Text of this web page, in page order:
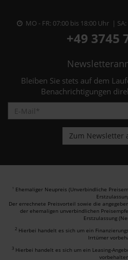
MO - FR: 07:00 bis 18:00 Uhr | SA:
+49 3745
Bleiben Sie stets auf dem
Benachrichtigungen
1 Ehemaliger Neupreis (Unverbindliche
Der errechnete Preisvorteil sowie die
der ehemaligen unverbindlichen
Erstzulassung
2 Hierbei handelt es sich um ein
Irrtümer
3 Hierbei handelt es sich um ein Leasing-